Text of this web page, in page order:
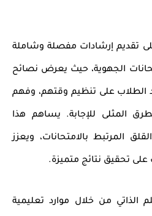
تقديم إرشادات مفصلة وشاملة
الجهوية، حيث يعرض نصائح
الطلاب على تنظيم وقتهم، وفهم
المثلى للإجابة. يساهم هذا
المرتبط بالامتحانات، ويعزز
تحقيق نتائج متميزة.
الذاتي من خلال موارد تعليمية